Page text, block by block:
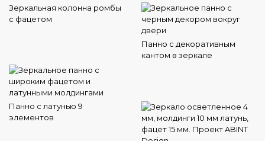
Зеркальная колонна ромбы
с фацетом
Панно с декоративным
кантом в зеркале
Панно с латунью 9
элементов